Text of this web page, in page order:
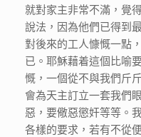
就對家主非常不滿，覺
說法，因為他們已得到
對後來的工人慷慨一點
已。耶穌藉着這個比喻
慨，一個從不與我們斤
會為天主訂立一套我們
惡，要儆惡懲奸等等。
各樣的要求，若有不從